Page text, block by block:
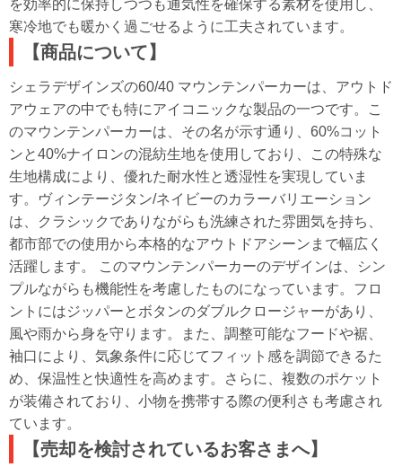
を効率的に保持しつつも通気性を確保する素材を使用し、
寒冷地でも暖かく過ごせるように工夫されています。
【商品について】
シェラデザインズの60/40 マウンテンパーカーは、アウトド
アウェアの中でも特にアイコニックな製品の一つです。こ
のマウンテンパーカーは、その名が示す通り、60%コット
ンと40%ナイロンの混紡生地を使用しており、この特殊な
生地構成により、優れた耐水性と透湿性を実現していま
す。ヴィンテージタン/ネイビーのカラーバリエーション
は、クラシックでありながらも洗練された雰囲気を持ち、
都市部での使用から本格的なアウトドアシーンまで幅広く
活躍します。 このマウンテンパーカーのデザインは、シン
プルながらも機能性を考慮したものになっています。フロ
ントにはジッパーとボタンのダブルクロージャーがあり、
風や雨から身を守ります。また、調整可能なフードや裾、
袖口により、気象条件に応じてフィット感を調節できるた
め、保温性と快適性を高めます。さらに、複数のポケット
が装備されており、小物を携帯する際の便利さも考慮され
ています。
【売却を検討されているお客さまへ】